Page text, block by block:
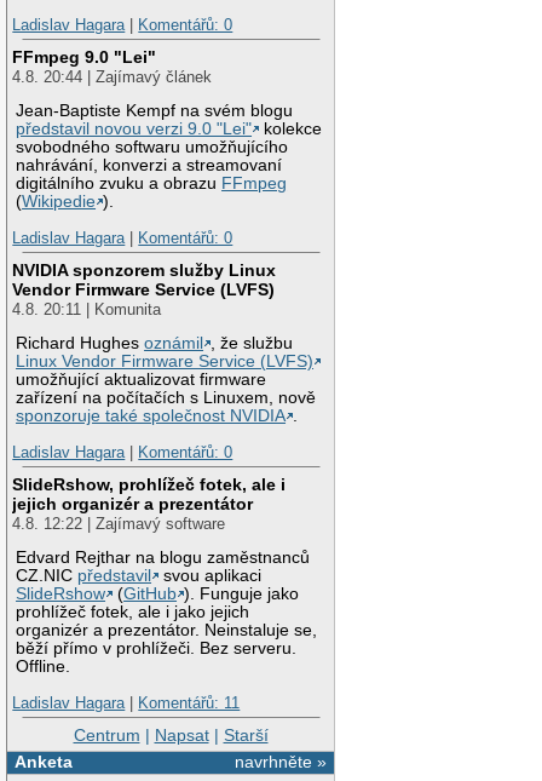
Ladislav Hagara| Komentářů: 0
FFmpeg 9.0 "Lei"
4.8. 20:44 | Zajímavý článek
Jean-Baptiste Kempf na svém blogu
představil novou verzi 9.0 "Lei"
kolekce
svobodného softwaru umožňujícího
nahrávání, konverzi a streamovaní
digitálního zvuku a obrazu FFmpeg
(Wikipedie ).
Ladislav Hagara| Komentářů: 0
NVIDIA sponzorem služby Linux
Vendor Firmware Service (LVFS)
4.8. 20:11 | Komunita
Richard Hughesoznámil
, že službu
Linux Vendor Firmware Service (LVFS)
umožňující aktualizovat firmware
zařízení na počítačích s Linuxem, nově
sponzoruje také společnost NVIDIA .
Ladislav Hagara| Komentářů: 0
SlideRshow, prohlížeč fotek, ale i
jejich organizér a prezentátor
4.8. 12:22 | Zajímavý software
Edvard Rejthar na blogu zaměstnanců
CZ.NIC představil
svou aplikaci
SlideRshow
(GitHub ). Funguje jako
prohlížeč fotek, ale i jako jejich
organizér a prezentátor. Neinstaluje se,
běží přímo v prohlížeči. Bez serveru.
Offline.
Ladislav Hagara| Komentářů: 11
Centrum | Napsat| Starší
navrhněte »
Anketa